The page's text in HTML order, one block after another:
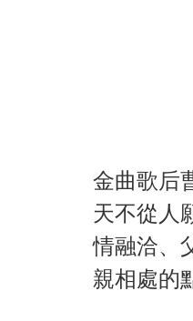
金曲歌后
天不從人
情融洽、
親相處的